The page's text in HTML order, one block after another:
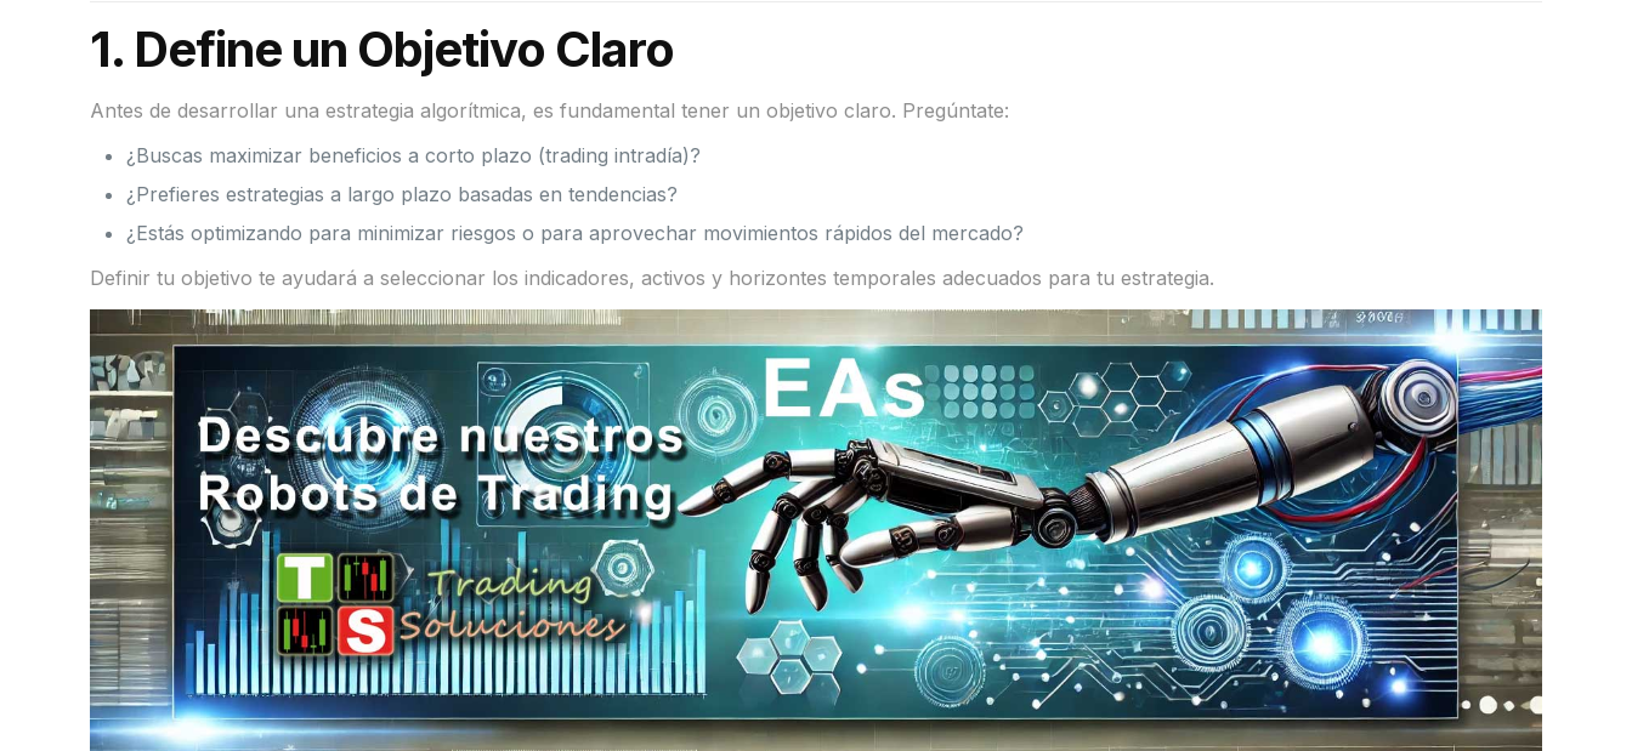
1. Define un Objetivo Claro
Antes de desarrollar una estrategia algorítmica, es fundamental tener un objetivo claro. Pregúntate:
¿Buscas maximizar beneficios a corto plazo (trading intradía)?
¿Prefieres estrategias a largo plazo basadas en tendencias?
¿Estás optimizando para minimizar riesgos o para aprovechar movimientos rápidos del mercado?
Definir tu objetivo te ayudará a seleccionar los indicadores, activos y horizontes temporales adecuados para tu estrategia.